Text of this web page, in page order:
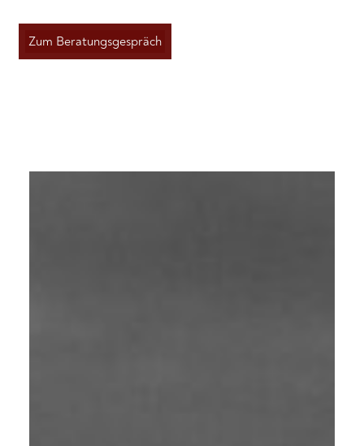
Zum Beratungsgespräch